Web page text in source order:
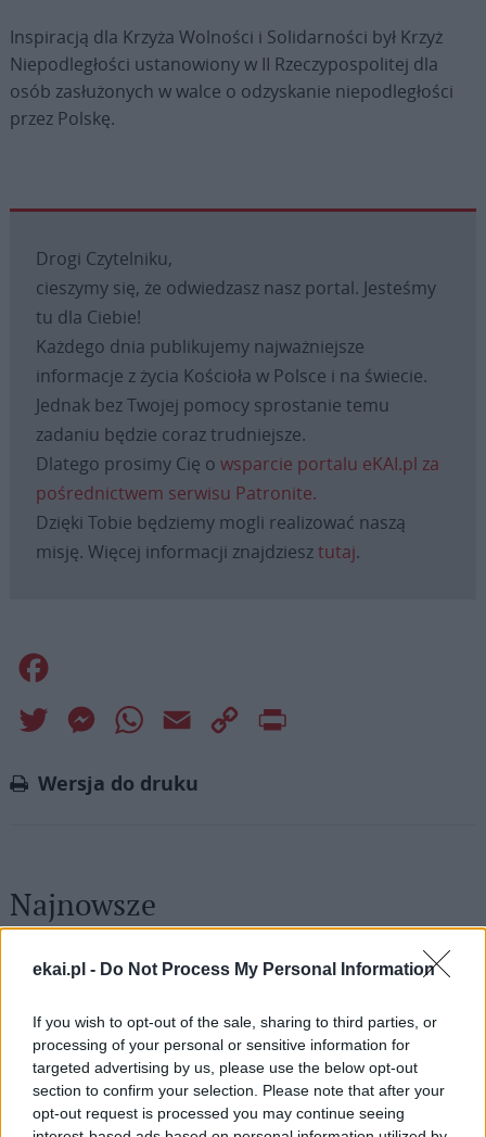
ekai.pl - Do Not Process My Personal Information
If you wish to opt-out of the sale, sharing to third parties, or
processing of your personal or sensitive information for
targeted advertising by us, please use the below opt-out
section to confirm your selection. Please note that after your
opt-out request is processed you may continue seeing
Inspiracją dla Krzyża Wolności i Solidarności był Krzyż
Niepodległości ustanowiony w II Rzeczypospolitej dla
osób zasłużonych w walce o odzyskanie niepodległości
przez Polskę.
Drogi Czytelniku,
cieszymy się, że odwiedzasz nasz portal. Jesteśmy
tu dla Ciebie!
Każdego dnia publikujemy najważniejsze
informacje z życia Kościoła w Polsce i na świecie.
Jednak bez Twojej pomocy sprostanie temu
zadaniu będzie coraz trudniejsze.
Dlatego prosimy Cię o wsparcie portalu eKAI.pl za
pośrednictwem serwisu Patronite.
Dzięki Tobie będziemy mogli realizować naszą
misję. Więcej informacji znajdziesztutaj.
Twitter MessengerWhatsApp
Email
Copy
Wersja do druku
Najnowsze
07 sierpnia 2026 | 17:22
Kard. Parolin: pokój zaczyna się od empatii wobec cierpienia
07 sierpnia 2026 | 16:41
Leon XIV spotka się we Francji z ofiarami wykorzystywania w
Kościele
07 sierpnia 2026 | 16:31